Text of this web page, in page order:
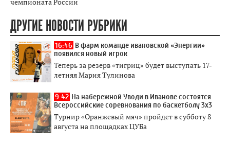
ДРУГИЕ НОВОСТИ РУБРИКИ
16:46 В фарм команде ивановской «Энергии»
появился новый игрок
Теперь за резерв «тигриц» будет выступать 17-
летняя Мария Тулинова
9:42 На набережной Уводи в Иванове состоятся
Всероссийские соревнования по баскетболу 3x3
Турнир «Оранжевый мяч» пройдет в субботу 8
августа на площадках ЦУБа